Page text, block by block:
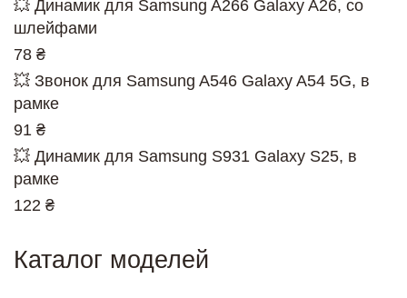
💥 Динамик для Samsung A266 Galaxy A26, со
шлейфами
78 ₴
💥 Звонок для Samsung A546 Galaxy A54 5G, в
рамке
91 ₴
💥 Динамик для Samsung S931 Galaxy S25, в
рамке
122 ₴
Каталог моделей